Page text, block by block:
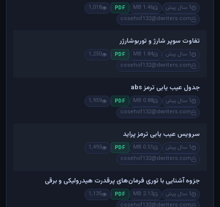
1 سال پیش 1.46 MB
PDF
1,018
cosehof132@dwriters.com
تفاوت سوپر شارژ و توربوشارژر
1 سال پیش 1.84 MB
PDF
1,250
cosehof132@dwriters.com
جدول عیب یابی ترمز abs
1 سال پیش 0.88 MB
PDF
1,959
cosehof132@dwriters.com
سرویس عیب یابی ترمز پراید
1 سال پیش 0.51 MB
PDF
1,493
cosehof132@dwriters.com
جزوه آشنایی با توری فرمان‌های پرقدرت هیدرولیکی و برقی
1 سال پیش 2.13 MB
PDF
1,135